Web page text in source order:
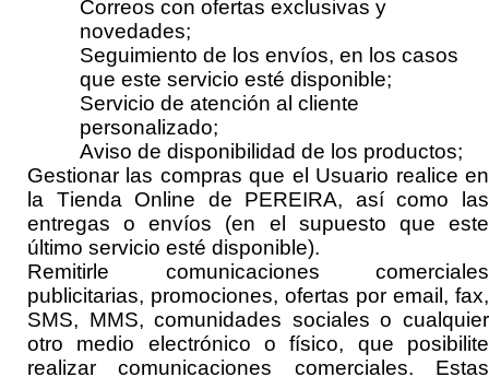
Correos con ofertas exclusivas y
novedades;
Seguimiento de los envíos, en los casos
que este servicio esté disponible;
Servicio de atención al cliente
personalizado;
Aviso de disponibilidad de los productos;
Gestionar las compras que el Usuario realice en
la Tienda Online de PEREIRA, así como las
entregas oenvíos (en el supuesto que este
último servicio esté disponible).
Remitirle comunicaciones comerciales
publicitarias, promociones, ofertas por email, fax,
SMS, MMS, comunidades sociales o cualquier
otro medio electrónico o físico, que posibilite
realizar comunicaciones comerciales. Estas